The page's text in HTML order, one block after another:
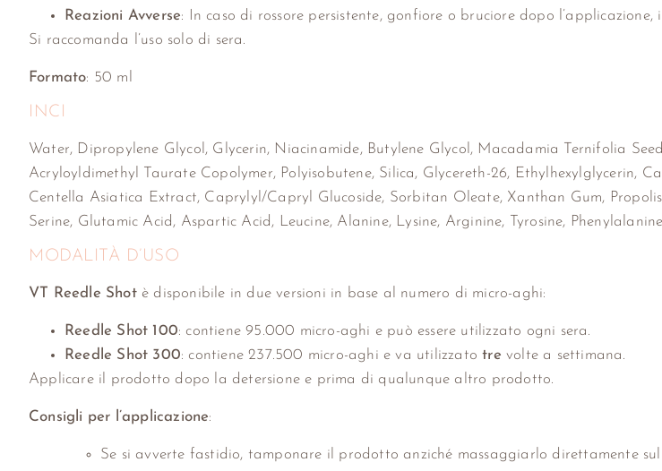
Reazioni Avverse: In caso di rossore persistente, gonfiore o bruciore dopo
Si raccomanda l’uso solo di sera.
Formato: 50 ml
INCI
Water, Dipropylene Glycol, Glycerin, Niacinamide, Butylene Glycol, Macadamia Ternifolia
Acryloyldimethyl Taurate Copolymer, Polyisobutene, Silica, Glycereth-26, Ethylhexylglycerin,
Centella Asiatica Extract, Caprylyl/Capryl Glucoside, Sorbitan Oleate, Xanthan Gum,
Serine, Glutamic Acid, Aspartic Acid, Leucine, Alanine, Lysine, Arginine, Tyrosine,
MODALITÀ D’USO
VT Reedle Shotè disponibile in due versioni in base al numero di micro-aghi:
Reedle Shot 100: contiene 95.000 micro-aghi e può essere utilizzato ogni sera.
Reedle Shot 300: contiene 237.500 micro-aghi e va utilizzatotre volte a settimana.
Applicare il prodotto dopo la detersione e prima di qualunque altro prodotto.
Consigli per l’applicazione:
Se si avverte fastidio, tamponare il prodotto anziché massaggiarlo direttamente